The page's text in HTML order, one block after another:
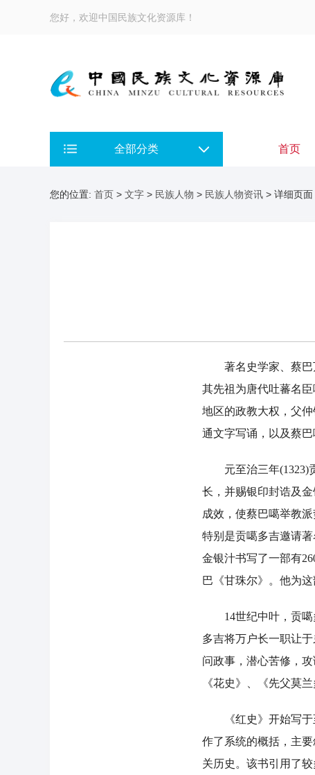
您好，欢迎中国民族文化资源库！
全部分类 首页
您的位置: 首页 > 文字 > 民族人物 > 民族人物资讯 > 详细页面
著名史学家、蔡巴万
其先祖为唐代吐蕃名
地区的政教大权，父
通文字写诵，以及蔡
元至治三年(1323)贡
长，并赐银印封诰及
成效，使蔡巴噶举教
特别是贡噶多吉邀请
金银汁书写了一部有
巴《甘珠尔》。他为
14世纪中叶，贡噶
多吉将万户长一职让
问政事，潜心苦修，
《花史》、《先父莫
《红史》开始写于至
作了系统的概括，主
关历史。该书引用了